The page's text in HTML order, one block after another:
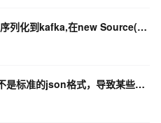
自己修改server源码,想通过avro序列化到kafka,在new Source()的时候报错,s
严重bug，fastjson 2 序列化后不是标准的json格式，导致某些时刻反序列化报错